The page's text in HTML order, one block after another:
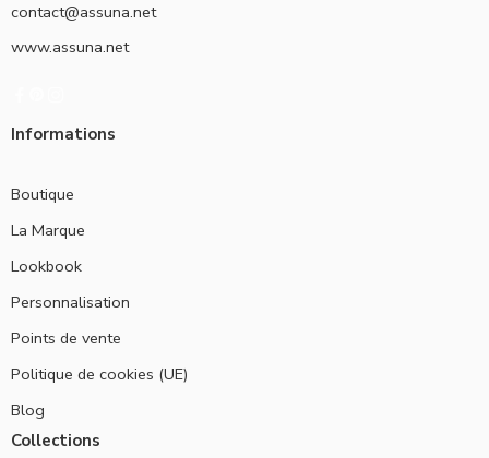
contact@assuna.net
www.assuna.net
Informations
Boutique
La Marque
Lookbook
Personnalisation
Points de vente
Politique de cookies (UE)
Blog
Collections